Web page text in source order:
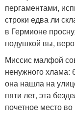
пергаментами,
строки едва ли
в Гермионе
подушкой вы,
Миссис малфой
ненужного хлама:
она нашла на
пяти лет, эта
почетное место